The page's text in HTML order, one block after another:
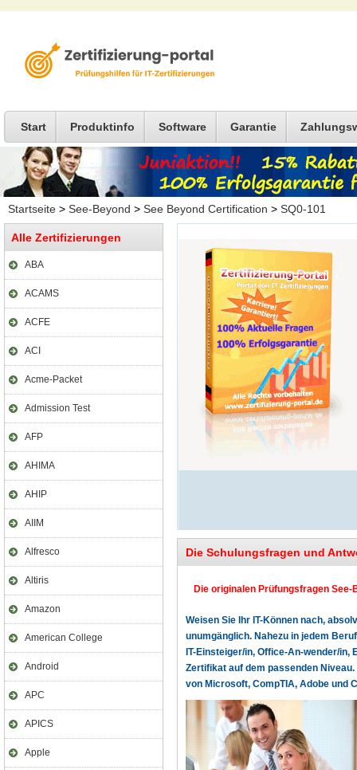
Start Produktinfo Software Garantie
Startseite > See-Beyond > See Beyond Certification > SQ0-101
Alle Zertifizierungen
ABA
ACAMS
ACFE
ACI
Acme-Packet
Admission Test
AFP
AHIMA
AHIP
AIIM
Alfresco
Altiris
Amazon
American College
Android
APC
APICS
Apple
Die Schulungsfragen und
Die originalen Prüfungsfragen
Weisen Sie Ihr IT-Können nach,
unumgänglich. Nahezu in jedem
IT-Einsteiger/in, Office-An-wender/
Zertifikat auf dem passenden
von Microsoft, CompTIA, Adobe und